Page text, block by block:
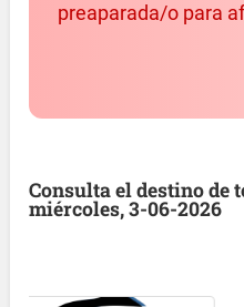
preaparada/o para
Consulta el destino de
miércoles, 3-06-2026